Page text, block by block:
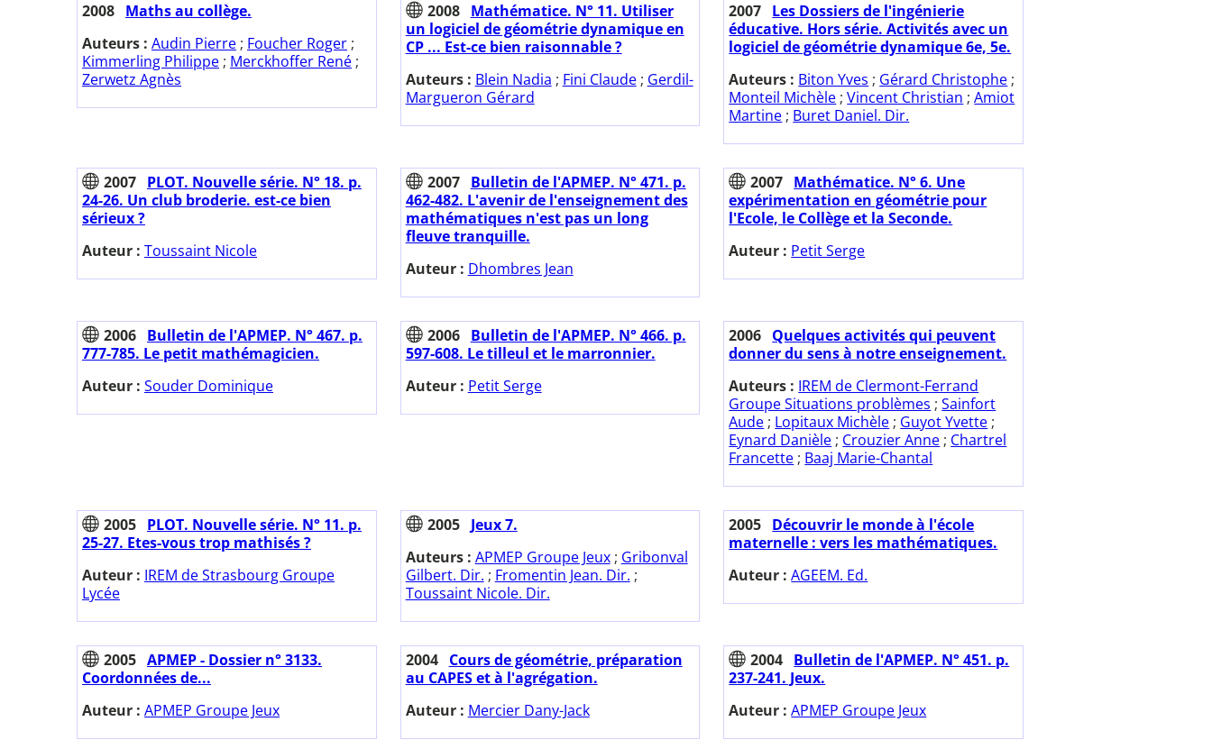
2008 Maths au collège.
Auteurs : Audin Pierre ; Foucher Roger ;
Kimmerling Philippe ; Merckhoffer René ;
Zerwetz Agnès
2008
Mathématice. N° 11. Utiliser
un logiciel de géométrie dynamique en
CP ... Est-ce bien raisonnable ?
Auteurs : Blein Nadia ; Fini Claude; Gerdil-
Margueron Gérard
2007 Les Dossiers de l'ingénierie
éducative. Hors série. Activités avec un
logiciel de géométrie dynamique 6e, 5e.
Auteurs : Biton Yves ; Gérard Christophe ;
Monteil Michèle ;Vincent Christian ;Amiot
Martine ; Buret Daniel. Dir.
2007 PLOT. Nouvelle série. N° 18. p.
24-26. Un club broderie. est-ce bien
sérieux ?
Auteur : Toussaint Nicole
2007
Bulletin de l'APMEP. N° 471. p.
462-482. L'avenir de l'enseignement des
mathématiques n'est pas un long
fleuve tranquille.
Auteur : Dhombres Jean
2007 Mathématice. N° 6. Une
expérimentation en géométrie pour
l'Ecole, le Collège et la Seconde.
Auteur : Petit Serge
2006 Bulletin de l'APMEP. N° 467. p.
777-785. Le petit mathémagicien.
Auteur : Souder Dominique
2006
Bulletin de l'APMEP. N° 466. p.
597-608. Le tilleul et le marronnier.
Auteur : Petit Serge
2006 Quelques activités qui peuvent
donner du sens à notre enseignement.
Auteurs : IREM de Clermont-Ferrand
Groupe Situations problèmes ;Sainfort
Aude ; Lopitaux Michèle ; Guyot Yvette ;
Eynard Danièle ; Crouzier Anne ; Chartrel
Francette ; Baaj Marie-Chantal
2005 PLOT. Nouvelle série. N° 11. p.
25-27. Etes-vous trop mathisés ?
Auteur : IREM de Strasbourg Groupe
Lycée
2005
Jeux 7.
Auteurs : APMEP Groupe Jeux; Gribonval
Gilbert. Dir. ; Fromentin Jean. Dir. ;
Toussaint Nicole. Dir.
2005 Découvrir le monde à l'école
maternelle : vers les mathématiques.
Auteur :AGEEM. Ed.
2005 APMEP - Dossier n° 3133.
Coordonnées de...
Auteur : APMEP Groupe Jeux
2004
Cours de géométrie, préparation
au CAPES et à l'agrégation.
Auteur : Mercier Dany-Jack
2004 Bulletin de l'APMEP. N° 451. p.
237-241. Jeux.
Auteur :APMEP Groupe Jeux